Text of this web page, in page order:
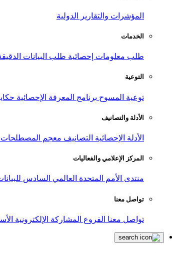
المؤشرات والتقارير الدولية
الخدمات
طلب معلومات إحصائية طلب البيانات
التوعية
توعية المسوح برنامج المعرفة الإحصائية
الأدلة والتصانيف
الأدلة الإحصائية التصانيف معجم المصطلحات
المركز الإعلامي والفعاليات
منتدى الأمم المتحدة العالمي السادس للبيانات
تواصل معنا
تواصل معنا الفروع المشاركة الإلكترونية